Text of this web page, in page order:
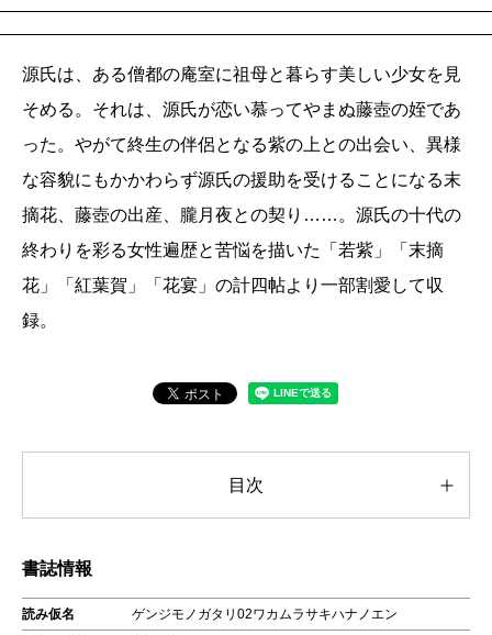
源氏は、ある僧都の庵室に祖母と暮らす美しい少女を見
そめる。それは、源氏が恋い慕ってやまぬ藤壺の姪であ
った。やがて終生の伴侶となる紫の上との出会い、異様
な容貌にもかかわらず源氏の援助を受けることになる末
摘花、藤壺の出産、朧月夜との契り……。源氏の十代の
終わりを彩る女性遍歴と苦悩を描いた「若紫」「末摘
花」「紅葉賀」「花宴」の計四帖より一部割愛して収
録。
目次
書誌情報
読み仮名 ゲンジモノガタリ02ワカムラサキハナノエン